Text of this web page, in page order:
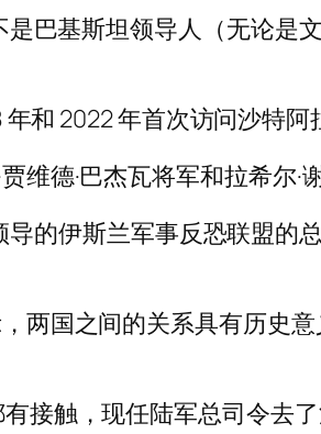
巴基斯坦领导人（无论是
和 2022 年首次访问沙特阿
德·巴杰瓦将军和拉希尔·
导的伊斯兰军事反恐联盟的
两国之间的关系具有历史
接触，现任陆军总司令去